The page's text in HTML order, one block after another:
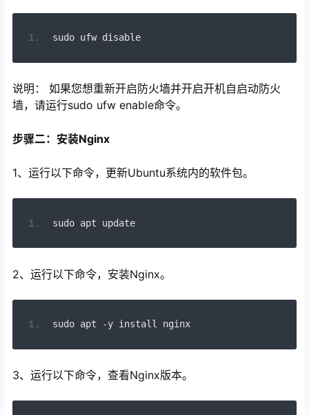
sudo ufw disable
说明： 如果您想重新开启防火墙并开启开机自启动防火
墙，请运行sudo ufw enable命令。
步骤二：安装Nginx
1、运行以下命令，更新Ubuntu系统内的软件包。
sudo apt update
2、运行以下命令，安装Nginx。
sudo apt -y install nginx
3、运行以下命令，查看Nginx版本。